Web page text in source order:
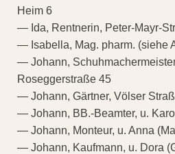
Heim 6
— Ida, Rentnerin, Peter-Mayr-
— Isabella, Mag. pharm. (siehe
— Johann,
Roseggerstraße 45
— Johann, Gärtner, Völser
— Johann, BB.-Beamter, u.
— Johann, Monteur, u. Anna
— Johann, Kaufmann, u. Dora